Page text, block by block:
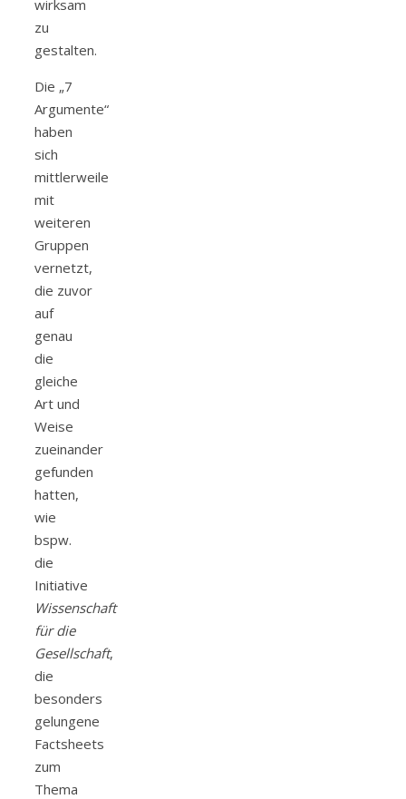
wirksam
zu
gestalten.
Die „7
Argumente“
haben
sich
mittlerweile
mit
weiteren
Gruppen
vernetzt,
die zuvor
auf
genau
die
gleiche
Art und
Weise
zueinander
gefunden
hatten,
wie
bspw.
die
Initiative
Wissenschaft
für die
Gesellschaft,
die
besonders
gelungene
Factsheets
zum
Thema